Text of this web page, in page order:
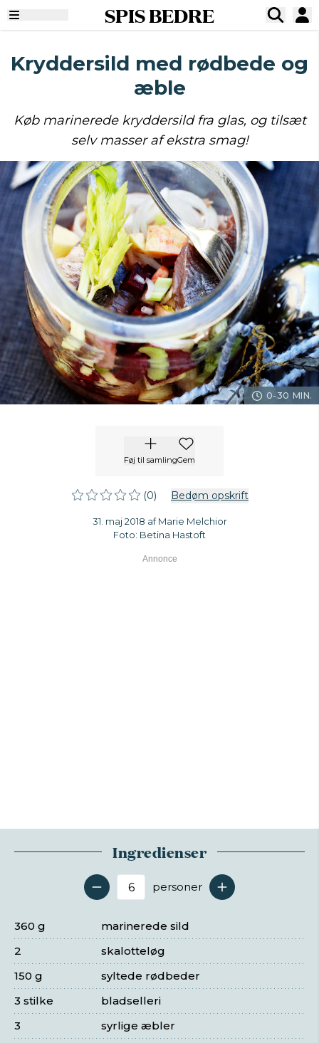
SPIS BEDRE
Kryddersild med rødbede og
æble
Køb marinerede kryddersild fra glas, og tilsæt
selv masser af ekstra smag!
0-30 MIN.
Føj til samlingGem
(0) Bedøm opskrift
31. maj 2018 af Marie Melchior
Foto: Betina Hastoft
Ingredienser
Antal serveringer
personer
marinerede sild
360 g
skalotteløg
2
syltede rødbeder
150 g
bladselleri
3 stilke
syrlige æbler
3